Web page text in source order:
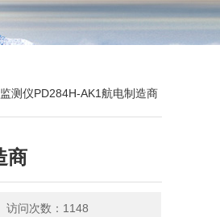
测仪PD284H-AK1航电制造商
商
访问次数：1148